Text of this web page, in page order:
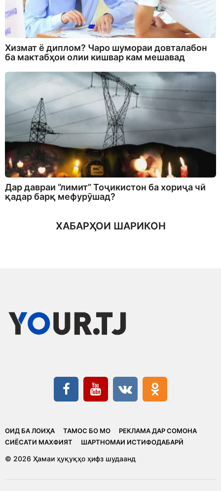
Хизмат ё диплом? Чаро шумораи довталабон
ба мактабҳои олии кишвар кам мешавад
Дар давраи “лимит” Тоҷикистон ба хориҷа чӣ
қадар барқ мефурӯшад?
ХАБАРҲОИ ШАРИКОН
ОИД БА ЛОИҲА ТАМОС БО МО
РЕКЛАМА ДАР СОМОНА
CИЁСАТИ МАХФИЯТ
ШАРТНОМАИ ИСТИФОДАБАРӢ
© 2026 Ҳамаи ҳуқуқҳо ҳифз шудаанд